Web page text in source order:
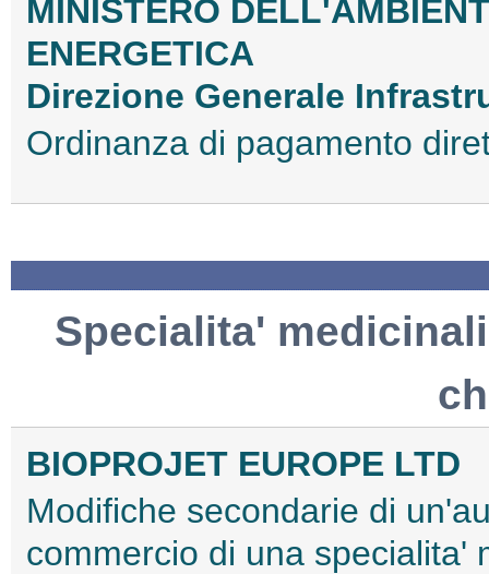
MINISTERO
ENERGETICA
Direzione Generale
Ordinanza di pagamento
Specialita'
BIOPROJET EUROPE LTD
Modifiche secondarie di
commercio di una specialita'